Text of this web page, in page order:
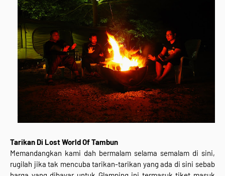
Tarikan Di Lost World Of Tambun
Memandangkan kami dah bermalam selama semalam di sini,
rugilah jika tak mencuba tarikan-tarikan yang ada di sini sebab